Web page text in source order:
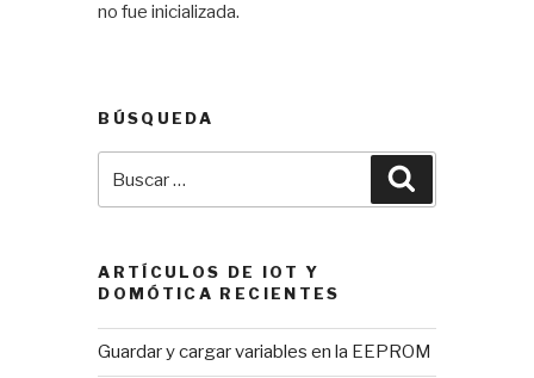
no fue inicializada.
BÚSQUEDA
ARTÍCULOS DE IOT Y
DOMÓTICA RECIENTES
Guardar y cargar variables en la EEPROM